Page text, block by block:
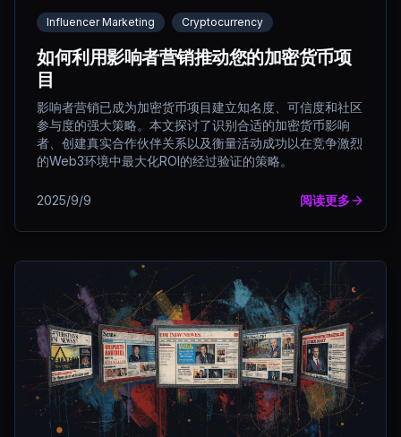
Influencer Marketing Cryptocurrency
如何利用影响者营销推动您的加密货币项
目
影响者营销已成为加密货币项目建立知名度、可信度和社区
参与度的强大策略。本文探讨了识别合适的加密货币影响
者、创建真实合作伙伴关系以及衡量活动成功以在竞争激烈
的Web3环境中最大化ROI的经过验证的策略。
2025/9/9 阅读更多